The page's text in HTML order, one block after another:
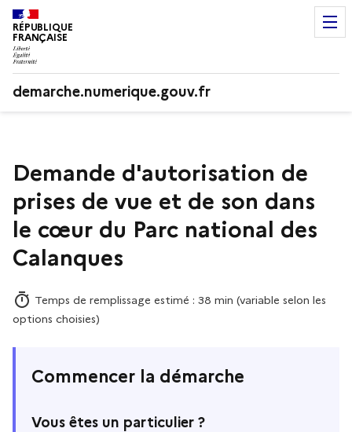
RÉPUBLIQUE
FRANÇAISE
demarche.numerique.gouv.fr
Demande d'autorisation de
prises de vue et de son dans
le cœur du Parc national des
Calanques
Temps de remplissage estimé : 38 min (variable selon les
options choisies)
Commencer la démarche
Vous êtes un particulier ?